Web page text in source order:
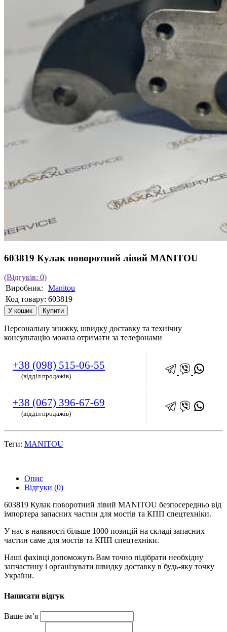
603819 Кулак поворотний лівий MANITOU
(Відгуків: 0)
Виробник:
Manitou
Код товару: 603819
У кошик Купити
Персональну знижку, швидку доставку та технічну
консультацію можна отримати за телефонами
+38 (098) 515-06-55
(відділ продажів)
+38 (067) 396-67-69
(відділ продажів)
Теги: MANITOU
Опис
Відгуки (0)
603819 Кулак поворотний лівий MANITOU безпосередньо від
імпортера запасних частин для мостів та КПП спецтехніки.
У нас в наявності більше 1000 позицій на складі запасних
частин саме для мостів та КПП спецтехніки.
Наші фахівці допоможуть Вам точно підібрати необхідну
запчастину і організувати швидку доставку в будь-яку точку
України.
Написати відгук
Ваше ім’я